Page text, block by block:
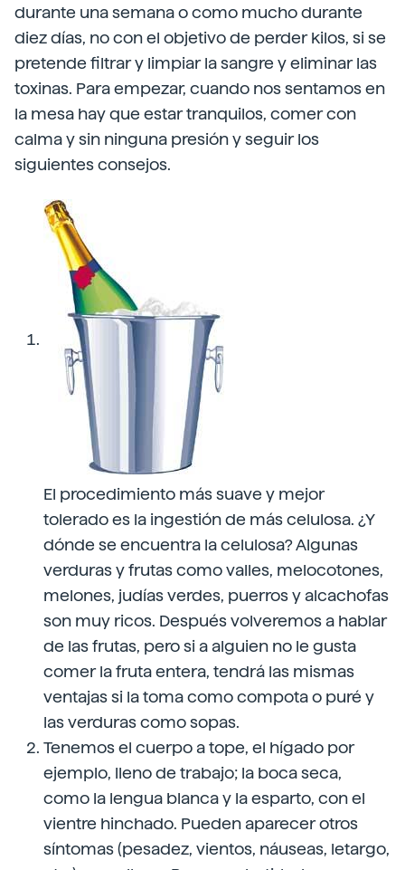
durante una semana o como mucho durante
diez días, no con el objetivo de perder kilos, si se
pretende filtrar y limpiar la sangre y eliminar las
toxinas. Para empezar, cuando nos sentamos en
la mesa hay que estar tranquilos, comer con
calma y sin ninguna presión y seguir los
siguientes consejos.
El procedimiento más suave y mejor
tolerado es la ingestión de más celulosa. ¿Y
dónde se encuentra la celulosa? Algunas
verduras y frutas como valles, melocotones,
melones, judías verdes, puerros y alcachofas
son muy ricos. Después volveremos a hablar
de las frutas, pero si a alguien no le gusta
comer la fruta entera, tendrá las mismas
ventajas si la toma como compota o puré y
las verduras como sopas.
Tenemos el cuerpo a tope, el hígado por
ejemplo, lleno de trabajo; la boca seca,
como la lengua blanca y la esparto, con el
vientre hinchado. Pueden aparecer otros
síntomas (pesadez, vientos, náuseas, letargo,